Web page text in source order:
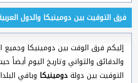
فرق التوقيت بين دومينيكا والدول
إليكم فرق الوقت بين دومينيكا وجميع
والدقائق والثواني وتاريخ اليوم
التوقيت بين دولةدومينيكا وباقي